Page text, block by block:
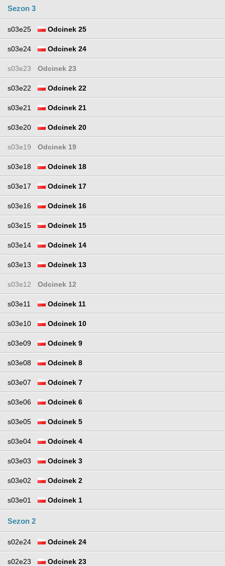
Sezon 3
s03e25 Odcinek 25
s03e24 Odcinek 24
s03e23 Odcinek 23
s03e22 Odcinek 22
s03e21 Odcinek 21
s03e20 Odcinek 20
s03e19 Odcinek 19
s03e18 Odcinek 18
s03e17 Odcinek 17
s03e16 Odcinek 16
s03e15 Odcinek 15
s03e14 Odcinek 14
s03e13 Odcinek 13
s03e12 Odcinek 12
s03e11 Odcinek 11
s03e10 Odcinek 10
s03e09 Odcinek 9
s03e08 Odcinek 8
s03e07 Odcinek 7
s03e06 Odcinek 6
s03e05 Odcinek 5
s03e04 Odcinek 4
s03e03 Odcinek 3
s03e02 Odcinek 2
s03e01 Odcinek 1
Sezon 2
s02e24 Odcinek 24
s02e23 Odcinek 23